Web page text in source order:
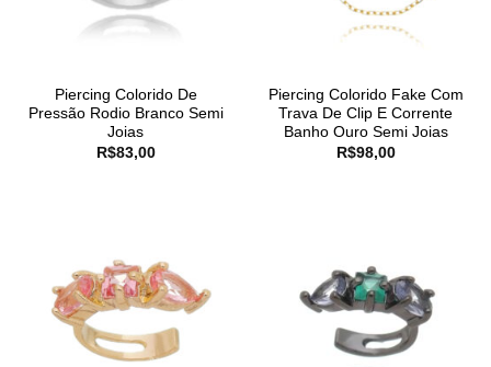
Piercing Colorido De
Pressão Rodio Branco Semi
Joias
R$83,00
Piercing Colorido Fake Com
Trava De Clip E Corrente
Banho Ouro Semi Joias
R$98,00